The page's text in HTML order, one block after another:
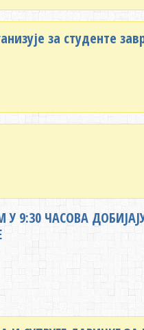
за студенте
9:30 ЧАСОВА